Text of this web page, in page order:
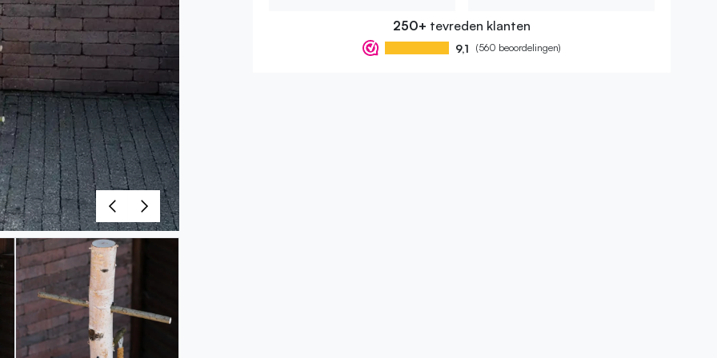
250+ tevreden klanten
9,1 (560 beoordelingen)